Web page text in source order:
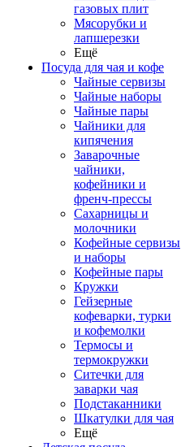
газовых плит
Мясорубки и
лапшерезки
Ещё
Посуда для чая и кофе
Чайные сервизы
Чайные наборы
Чайные пары
Чайники для
кипячения
Заварочные
чайники,
кофейники и
френч-прессы
Сахарницы и
молочники
Кофейные сервизы
и наборы
Кофейные пары
Кружки
Гейзерные
кофеварки, турки
и кофемолки
Термосы и
термокружки
Ситечки для
заварки чая
Подстаканники
Шкатулки для чая
Ещё